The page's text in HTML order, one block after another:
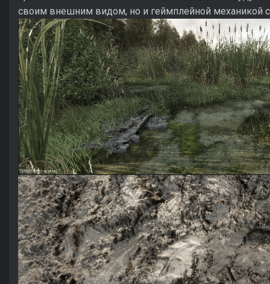
своим внешним видом, но и геймплейной механикой